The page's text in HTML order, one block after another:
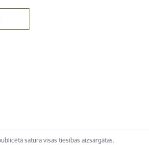
satura visas tiesības aizsargātas.